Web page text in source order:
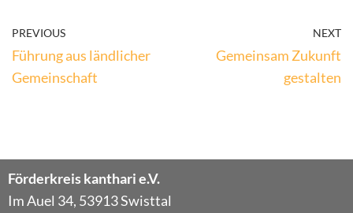
PREVIOUS
Führung aus ländlicher
Gemeinschaft
NEXT
Gemeinsam Zukunft
gestalten
Förderkreis kanthari e.V.
Im Auel 34, 53913 Swisttal